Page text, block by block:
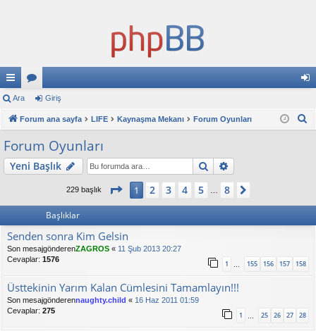
ızl
ba
ğl
tıl
ar
u
ar
ş
Ara Giriş
Forum ana sayfa LIFE Kaynaşma Mekanı Forum Oyunları
Forum Oyunları
Yeni Başlık Ara
229 başlık 1 . sayfa (Toplam8 sayfa)
1 2 3 4 5 8
Başlıklar
Senden sonra Kim Gelsin
Son mesajgönderenZAGROS « 11 Şub 2013 20:27
Cevaplar: 1576 1 … 155 156 157 158
Üsttekinin Yarım Kalan Cümlesini Tamamlayın!!!
Son mesajgönderennaughty.child « 16 Haz 2011 01:59
Cevaplar: 275 1 … 25 26 27 28